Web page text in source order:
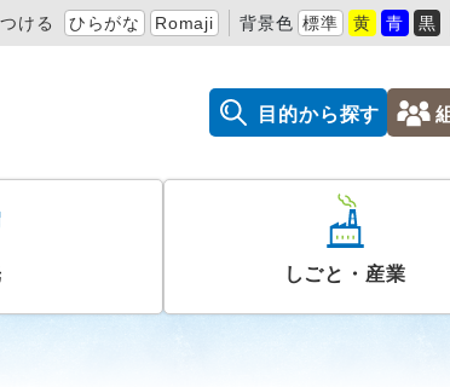
ける ひらがな Romaji 背景色 標準 黄 青 黒
目的から探す
しごと・産業